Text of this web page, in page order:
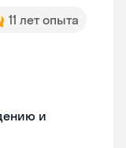
11 лет опыта
и